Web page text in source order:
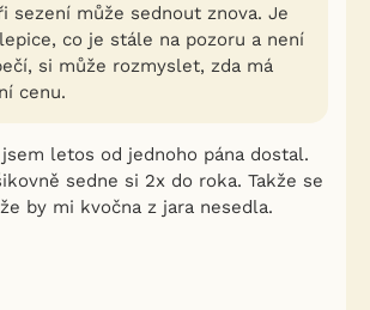
sezení může sednout znova. Je
co je stále na pozoru a není
si může rozmyslet, zda má
cenu.
letos od jednoho pána dostal.
sedne si 2x do roka. Takže se
by mi kvočna z jara nesedla.